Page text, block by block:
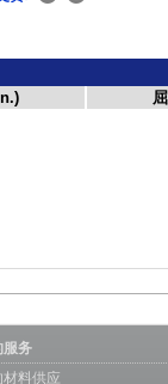
服务
材料供应